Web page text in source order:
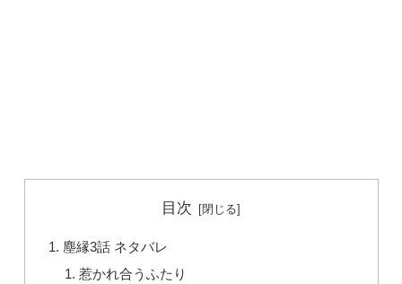
目次
塵縁3話 ネタバレ
惹かれ合うふたり